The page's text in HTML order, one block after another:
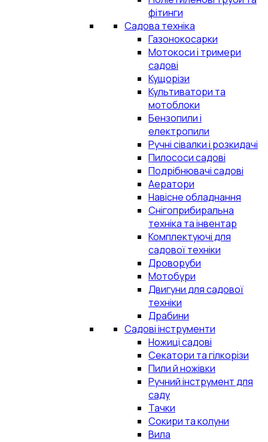
фітинги
Садова техніка
Газонокосарки
Мотокоси і тримери
садові
Кущорізи
Культиватори та
мотоблоки
Бензопили і
електропили
Ручні сівалки і розкидачі
Пилососи садові
Подрібнювачі садові
Аератори
Навісне обладнання
Снігоприбиральна
техніка та інвентар
Комплектуючі для
садової техніки
Дроворуби
Мотобури
Двигуни для садової
техніки
Драбини
Садові інструменти
Ножиці садові
Секатори та гілкорізи
Пили й ножівки
Ручний інструмент для
саду
Тачки
Сокири та колуни
Вила